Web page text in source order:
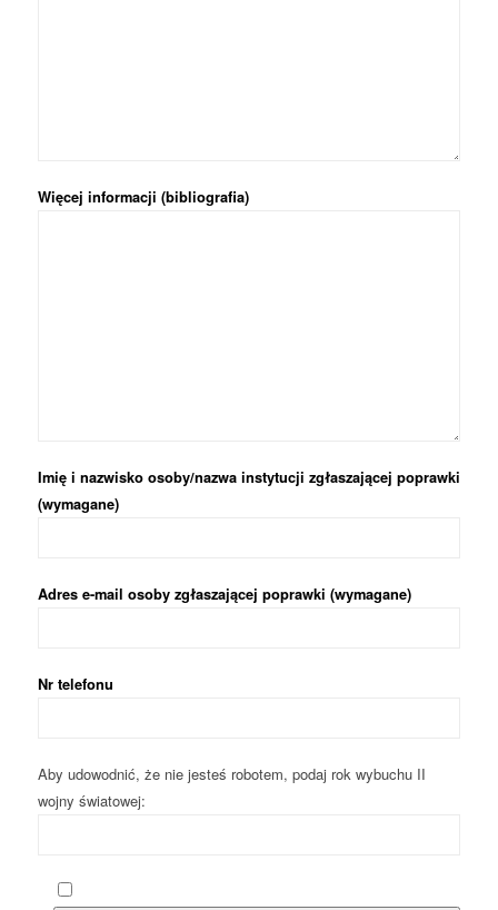
Więcej informacji (bibliografia)
Imię i nazwisko osoby/nazwa instytucji zgłaszającej poprawki
(wymagane)
Adres e-mail osoby zgłaszającej poprawki (wymagane)
Nr telefonu
Aby udowodnić, że nie jesteś robotem, podaj rok wybuchu II
wojny światowej: